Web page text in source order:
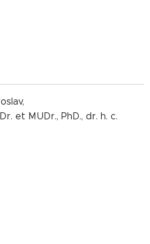
et MUDr., PhD., dr. h. c.